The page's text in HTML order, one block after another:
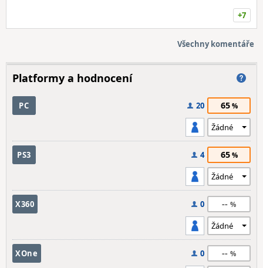
+7
Všechny komentáře
Platformy a hodnocení
PC 20 65
PS3 4 65
X360 0 --
XOne 0 --